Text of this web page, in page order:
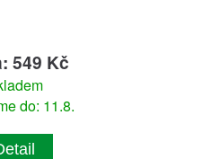
549 Kč
do: 11.8.